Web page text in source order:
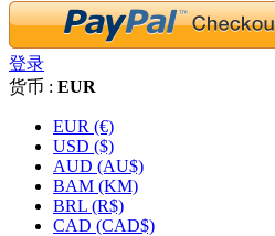
登录
货币 : EUR
EUR (€)
USD ($)
AUD (AU$)
BAM (KM)
BRL (R$)
CAD (CAD$)